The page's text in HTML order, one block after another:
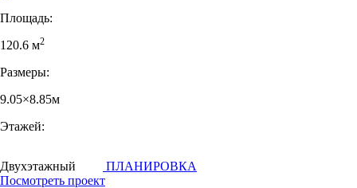
Площадь:
120.6 м2
Размеры:
9.05×8.85м
Этажей:
Двухэтажный
ПЛАНИРОВКА
Посмотреть проект